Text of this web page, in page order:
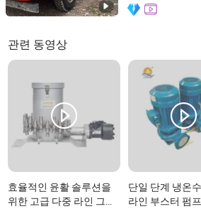
관련 동영상
효율적인 윤활 솔루션을
위한 고급 다중 라인 그리
단일 단계 냉온
라인 부스터 펌